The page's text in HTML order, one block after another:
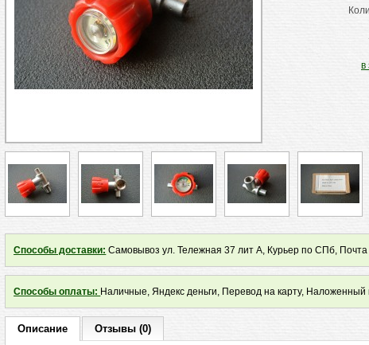
в
Способы доставки: Самовывоз ул. Тележная 37 лит А, Курьер по СПб,
Способы оплаты: Наличные, Яндекс деньги, Перевод на карту, Наложенный
Описание Отзывы (0)